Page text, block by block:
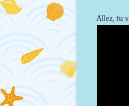
Allez, tu